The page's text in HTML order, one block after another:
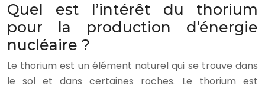
Quel est l’intérêt du thorium
pour la production d’énergie
nucléaire ?
Le thorium est un élément naturel qui se trouve dans
le sol et dans certaines roches. Le thorium est